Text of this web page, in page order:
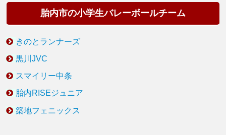
胎内市の小学生バレーボールチーム
きのとランナーズ
黒川JVC
スマイリー中条
胎内RISEジュニア
築地フェニックス